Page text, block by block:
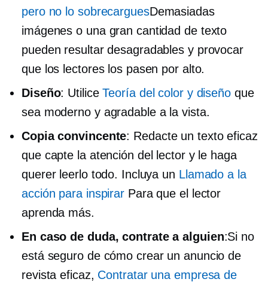
pero no lo sobrecarguesDemasiadas
imágenes o una gran cantidad de texto
pueden resultar desagradables y provocar
que los lectores los pasen por alto.
Diseño: UtiliceTeoría del color y diseñoque
sea moderno y agradable a la vista.
Copia convincente: Redacte un texto eficaz
que capte la atención del lector y le haga
querer leerlo todo. Incluya un Llamado a la
acción para inspirar Para que el lector
aprenda más.
En caso de duda, contrate a alguien:Si no
está seguro de cómo crear un anuncio de
revista eficaz, Contratar una empresa de